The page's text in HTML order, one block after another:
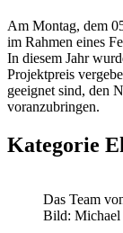
Am Montag, dem
im Rahmen eines
In diesem Jahr
Projektpreis
geeignet sind, den
voranzubringen.
Kategorie
Das Team
Bild: Michael